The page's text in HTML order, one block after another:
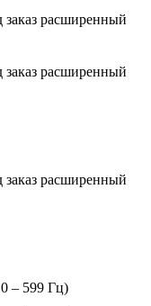
заказ расширенный
заказ расширенный
заказ расширенный
– 599 Гц)